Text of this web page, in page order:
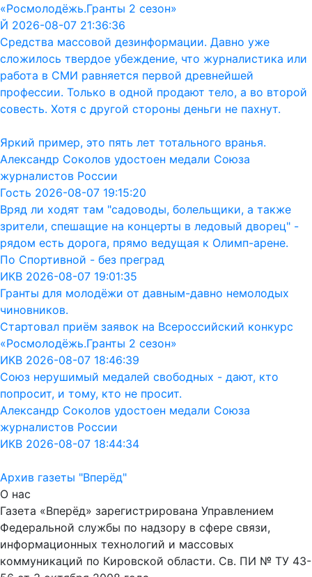
«Росмолодёжь.Гранты 2 сезон»
Й 2026-08-07 21:36:36
Средства массовой дезинформации. Давно уже
сложилось твердое убеждение, что журналистика или
работа в СМИ равняется первой древнейшей
профессии. Только в одной продают тело, а во второй
совесть. Хотя с другой стороны деньги не пахнут.
Яркий пример, это пять лет тотального вранья.
Александр Соколов удостоен медали Союза
журналистов России
Гость 2026-08-07 19:15:20
Вряд ли ходят там "садоводы, болельщики, а также
зрители, спешащие на концерты в ледовый дворец" -
рядом есть дорога, прямо ведущая к Олимп-арене.
По Спортивной - без преград
ИКВ 2026-08-07 19:01:35
Гранты для молодёжи от давным-давно немолодых
чиновников.
Стартовал приём заявок на Всероссийский конкурс
«Росмолодёжь.Гранты 2 сезон»
ИКВ 2026-08-07 18:46:39
Союз нерушимый медалей свободных - дают, кто
попросит, и тому, кто не просит.
Александр Соколов удостоен медали Союза
журналистов России
ИКВ 2026-08-07 18:44:34
Архив газеты "Вперёд"
О нас
Газета «Вперёд» зарегистрирована Управлением
Федеральной службы по надзору в сфере связи,
информационных технологий и массовых
коммуникаций по Кировской области. Св. ПИ № ТУ 43-